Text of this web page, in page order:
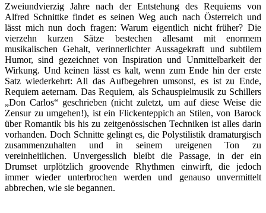
Zweiundvierzig Jahre nach der Entstehung des Requiems von
Alfred Schnittke findet es seinen Weg auch nach Österreich und
lässt mich nun doch fragen: Warum eigentlich nicht früher? Die
vierzehn kurzen Sätze bestechen allesamt mit enormem
musikalischen Gehalt, verinnerlichter Aussagekraft und subtilem
Humor, sind gezeichnet von Inspiration und Unmittelbarkeit der
Wirkung. Und keinen lässt es kalt, wenn zum Ende hin der erste
Satz wiederkehrt: All das Aufbegehren umsonst, es ist zu Ende,
Requiem aeternam. Das Requiem, als Schauspielmusik zu Schillers
„Don Carlos“ geschrieben (nicht zuletzt, um auf diese Weise die
Zensur zu umgehen!), ist ein Flickenteppich an Stilen, von Barock
über Romantik bis his zu zeitgenössischen Techniken ist alles darin
vorhanden. Doch Schnitte gelingt es, die Polystilistik dramaturgisch
zusammenzuhalten und in seinem ureigenen Ton zu
vereinheitlichen. Unvergesslich bleibt die Passage, in der ein
Drumset urplötzlich groovende Rhythmen einwirft, die jedoch
immer wieder unterbrochen werden und genauso unvermittelt
abbrechen, wie sie begannen.